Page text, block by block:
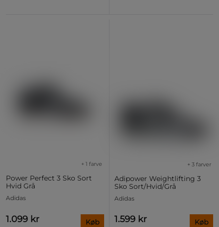
Power Perfect 3 Sko Sort
Hvid Grå
+ 1 farve
Adidas
1.099 kr Køb
Adipower Weightlifting 3
Sko Sort/Hvid/Grå
+ 3 farver
Adidas
1.599 kr Køb